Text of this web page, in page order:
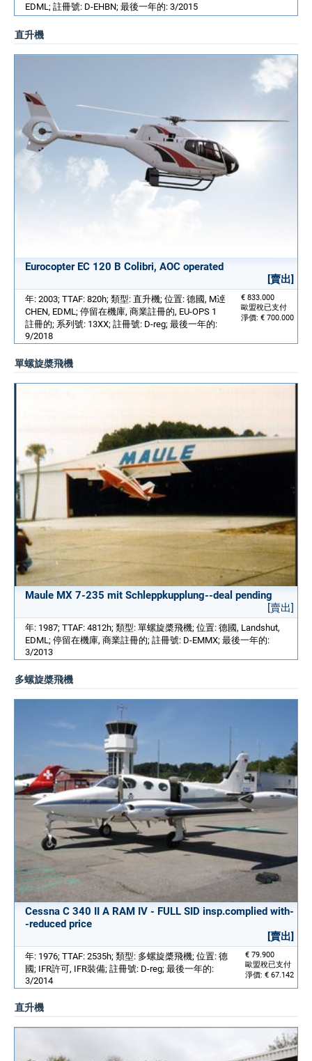
EDML; 註冊號: D-EHBN; 最後一年的: 3/2015
直升機
Eurocopter EC 120 B Colibri, AOC operated
[賣出]
€ 833.000
歐盟稅已支付
淨價: € 700.000
年: 2003; TTAF: 820h; 類型: 直升機; 位置: 德國, M逴
CHEN, EDML; 停留在機庫, 商業註冊的, EU-OPS 1
註冊的; 系列號: 13XX; 註冊號: D-reg; 最後一年的:
9/2018
單螺旋槳飛機
Maule MX 7-235 mit Schleppkupplung--deal pending
[賣出]
年: 1987; TTAF: 4812h; 類型: 單螺旋槳飛機; 位置: 德國, Landshut,
EDML; 停留在機庫, 商業註冊的; 註冊號: D-EMMX; 最後一年的:
3/2013
多螺旋槳飛機
Cessna C 340 II A RAM IV - FULL SID insp.complied with-
-reduced price
[賣出]
€ 79.900
歐盟稅已支付
淨價: € 67.142
年: 1976; TTAF: 2535h; 類型: 多螺旋槳飛機; 位置: 德
國; IFR許可, IFR裝備; 註冊號: D-reg; 最後一年的:
3/2014
直升機